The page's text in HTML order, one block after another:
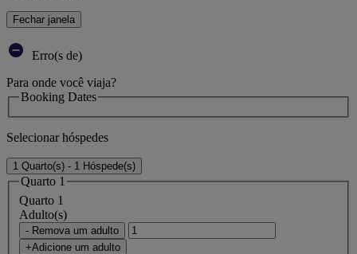
Fechar janela
Erro(s de)
Para onde você viaja?
Booking Dates
Selecionar hóspedes
1 Quarto(s) - 1 Hóspede(s)
Quarto 1
Quarto 1
Adulto(s)
- Remova um adulto
+Adicione um adulto